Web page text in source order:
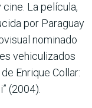
La película,
por Paraguay
nominado
vehiculizados
Enrique Collar:
(2004).